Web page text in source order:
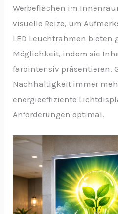
Werbeflächen im
visuelle Reize, um
LED Leuchtrahmen bieten
Möglichkeit, indem sie
farbintensiv präsentieren.
Nachhaltigkeit immer
energieeffiziente
Anforderungen optimal.